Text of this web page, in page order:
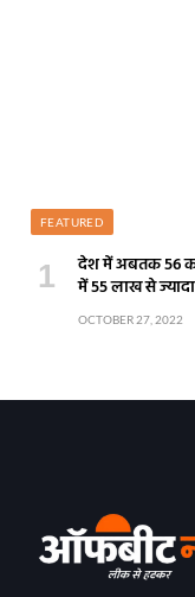
FEATURED
देश में अबतक 56
में 55 लाख से
OCTOBER 27, 2022